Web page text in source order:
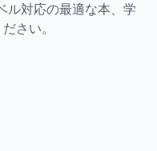
ル対応の最適な本、学
さい。